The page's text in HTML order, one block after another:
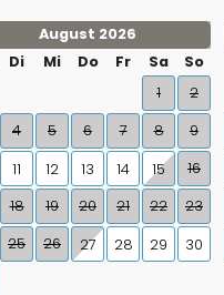
August 2026
Di Mi Do Fr Sa
So
1
2
4 5 6 7 8 9
11 12 13 14 15
16
18 19 20 21 22
23
25 26 27 28 29
30